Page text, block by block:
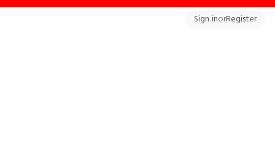
Sign inorRegister